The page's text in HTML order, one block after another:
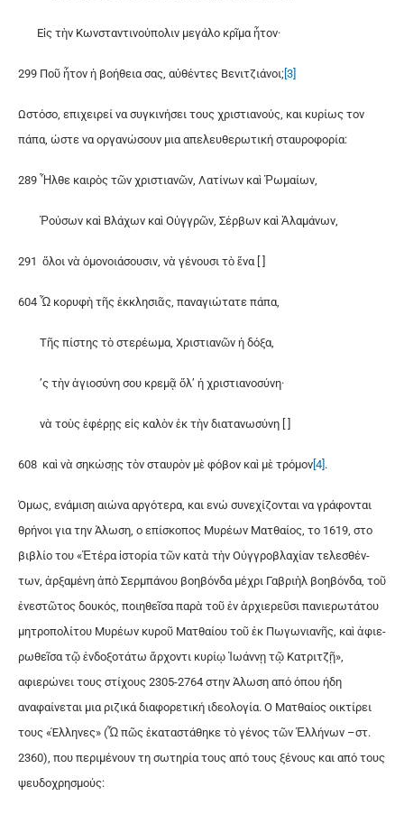
Εἰς τὴν Κωνσταντινούπολιν μεγάλο κρῖμα ἦτον·
299 Ποῦ ἦτον ἡ βοήθεια σας, αὐθέντες Βενιτζιάνοι; [3]
Ωστόσο, επιχειρεί να συγκινήσει τους χριστιανούς, και κυρίως τον
πάπα, ώστε να οργανώσουν μια απελευθερωτική σταυροφορία:
289 Ἦλθε καιρὸς τῶν χριστιανῶν, Λατίνων καὶ Ῥω­μαί­ων,
Ῥού­σων καὶ Βλά­χων καὶ Οὐγγρῶν, Σέρβων καὶ Ἀλαμάνων,
291 ὅ­λοι νὰ ὁ­μο­νοι­ά­σου­σιν, νὰ γέ­νου­σι τὸ ἕ­να [ ]
604 Ὦ κο­ρυ­φὴ τῆς ἐκ­κλη­σι­ᾶς, πα­να­γι­ώ­τα­τε πά­πα,
Τῆς πί­στης τὸ στε­ρέ­ω­μα, Χρι­στια­νῶν ἡ δό­ξα,
’ς τὴν ἁ­γι­ο­σύ­νη σου κρε­μᾷ ὅλ’ ἡ χριστιανοσύνη·
νὰ τοὺς ἐ­φέ­ρῃς εἰς καλὸν ἐκ τὴν δι­ατανωσύνη [ ]
608 καὶ νὰ ση­κώ­σῃς τὸν σταυ­ρὸν μὲ φόβον καὶ μὲ τρόμον[4].
Όμως, ενάμιση αιώνα αργότερα, και ενώ συνεχίζονται να γράφονται
θρήνοι για την Άλωση, ο επίσκοπος Μυρέων Ματθαίος, το 1619, στο
βιβλίο του «Ἑ­τέ­ρα ἱ­στο­ρί­α τῶν κα­τὰ τὴν Οὐγ­γρο­βλα­χί­αν τε­λε­σθέν­
των, ἀρ­ξα­μέ­νη ἀ­πὸ Σερ­μπά­νου βο­η­βόν­δα μέ­χρι Γα­βρι­ὴλ βο­η­βόν­δα, τοῦ
ἐ­νε­στῶ­τος δου­κός, ποι­η­θεῖ­σα πα­ρὰ τοῦ ἐν ἀρ­χι­ε­ρεῦ­σι πα­νι­ε­ρω­τά­του
μη­τρο­πο­λί­του Μυ­ρέ­ων κυ­ροῦ Ματ­θαί­ου τοῦ ἐκ Πω­γω­νια­νῆς, καὶ ἀ­φι­ε­
ρω­θεῖ­σα τῷ ἐν­δο­ξο­τά­τω ἄρ­χον­τι κυ­ρί­ῳ Ἰ­ω­άν­νῃ τῷ Κα­τρι­τζῇ»,
αφιερώνει τους στίχους 2305-2764 στην Άλωση από όπου ήδη
αναφαίνεται μια ριζικά διαφορετική ιδεολογία. Ο Ματθαίος οικτίρει
τους «Έλληνες» (Ὦ πῶς ἐ­κα­τα­στά­θη­κε τὸ γέ­νος τῶν Ἑλ­λή­νων –στ.
2360), που περιμένουν τη σωτηρία τους από τους ξένους και από τους
ψευδοχρησμούς: